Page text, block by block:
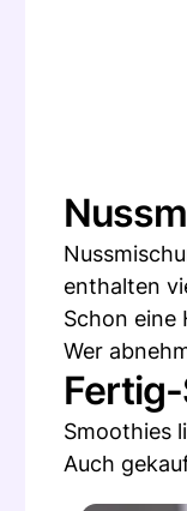
enthalten
Schon eine
Wer
Smoothies
Auch